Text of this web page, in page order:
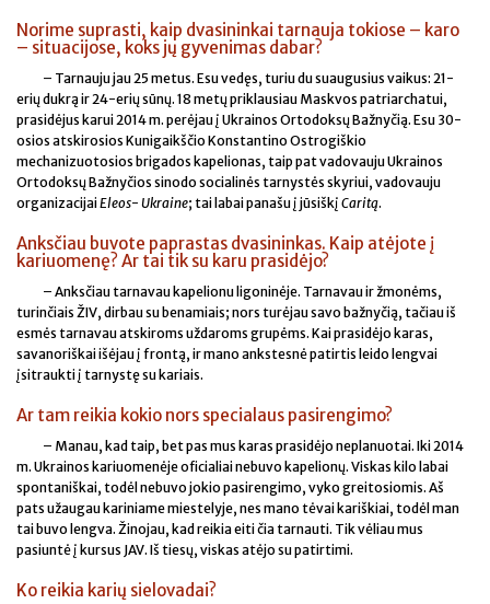
Norime suprasti, kaip dvasininkai tarnauja tokiose – karo
– situacijose, koks jų gyvenimas dabar?
– Tarnauju jau 25 metus. Esu vedęs, turiu du suaugusius vaikus: 21-
erių dukrą ir 24-erių sūnų. 18 metų priklausiau Maskvos patriarchatui,
prasidėjus karui 2014 m. perėjau į Ukrainos Ortodoksų Bažnyčią. Esu 30-
osios atskirosios Kunigaikščio Konstantino Ostrogiškio
mechanizuotosios brigados kapelionas, taip pat vadovauju Ukrainos
Ortodoksų Bažnyčios sinodo socialinės tarnystės skyriui, vadovauju
organizacijaiEleos- Ukraine; tai labai panašu į jūsiškį Caritą.
Anksčiau buvote paprastas dvasininkas. Kaip atėjote į
kariuomenę? Ar tai tik su karu prasidėjo?
– Anksčiau tarnavau kapelionu ligoninėje. Tarnavau ir žmonėms,
turinčiais ŽIV, dirbau su benamiais; nors turėjau savo bažnyčią, tačiau iš
esmės tarnavau atskiroms uždaroms grupėms. Kai prasidėjo karas,
savanoriškai išėjau į frontą, ir mano ankstesnė patirtis leido lengvai
įsitraukti į tarnystę su kariais.
Ar tam reikia kokio nors specialaus pasirengimo?
– Manau, kad taip, bet pas mus karas prasidėjo neplanuotai. Iki 2014
m. Ukrainos kariuomenėje oficialiai nebuvo kapelionų. Viskas kilo labai
spontaniškai, todėl nebuvo jokio pasirengimo, vyko greitosiomis. Aš
pats užaugau kariniame miestelyje, nes mano tėvai kariškiai, todėl man
tai buvo lengva. Žinojau, kad reikia eiti čia tarnauti. Tik vėliau mus
pasiuntė į kursus JAV. Iš tiesų, viskas atėjo su patirtimi.
Ko reikia karių sielovadai?